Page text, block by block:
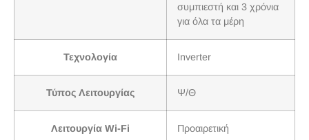
συμπιεστή και 3 χρόνια
για όλα τα μέρη
Τεχνολογία Inverter
Τύπος Λειτουργίας Ψ/Θ
Λειτουργία Wi-Fi Προαιρετική